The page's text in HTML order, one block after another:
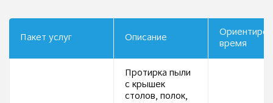
Пакет услуг Описание
время
Протирка пыли
с крышек
столов, полок,